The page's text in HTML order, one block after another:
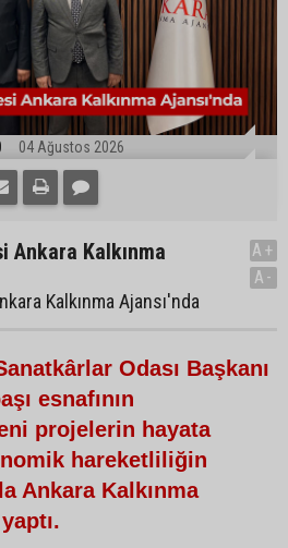
04 Ağustos 2026
Ankara Kalkınma
Kalkınma Ajansı'nda
A+
A-
Odası Başkanı
esnafının
projelerin hayata
hareketliliğin
Ankara Kalkınma